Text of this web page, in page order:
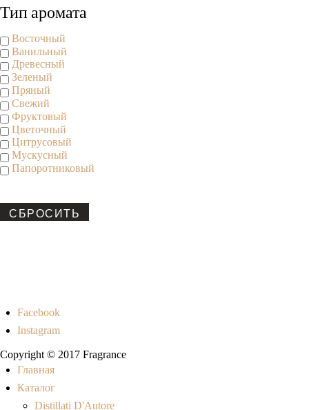
Тип аромата
Восточный
Ванильный
Древесный
Зеленый
Пряный
Свежий
Фруктовый
Цветочный
Цитрусовый
Мускусный
Папоротниковый
СБРОСИТЬ
Facebook
Instagram
Copyright © 2017 Fragrance
Главная
Каталог
Distillati D'Autore